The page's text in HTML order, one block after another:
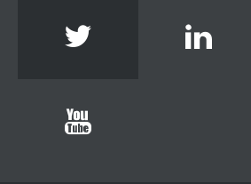
Twitter
Youtube